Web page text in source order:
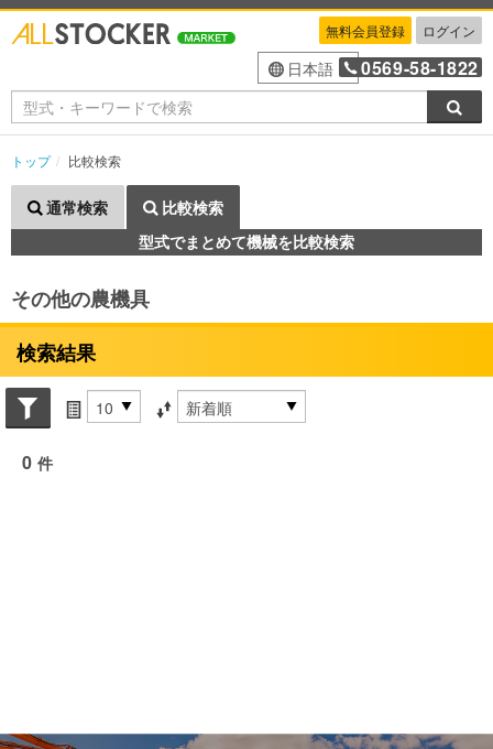
無料会員登録 ログイン
日本語 0569-58-1822
トップ 比較検索
通常検索
比較検索
型式でまとめて機械を比較検索
その他の農機具
検索結果
Search conditions
件数 並び替え条件
0 件